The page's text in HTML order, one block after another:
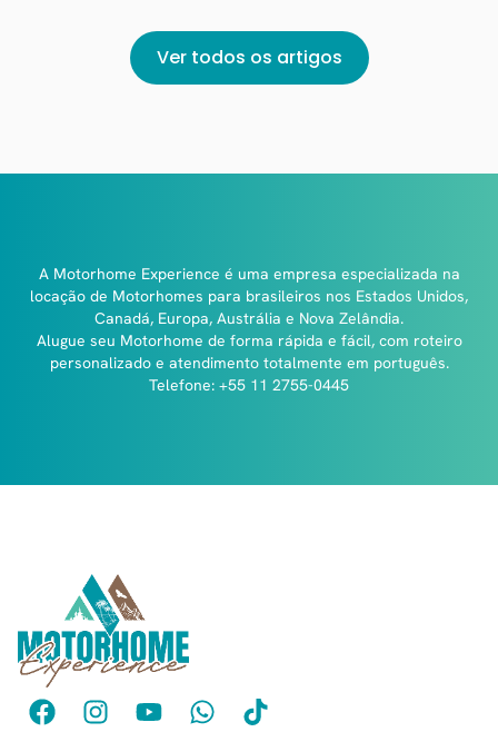
Ver todos os artigos
A Motorhome Experience é uma empresa especializada na
locação de Motorhomes para brasileiros nos Estados Unidos,
Canadá, Europa, Austrália e Nova Zelândia.
Alugue seu Motorhome de forma rápida e fácil, com roteiro
personalizado e atendimento totalmente em português.
Telefone: +55 11 2755-0445